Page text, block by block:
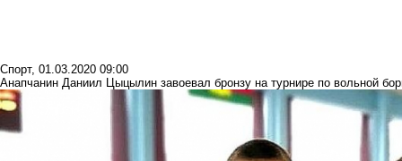
Спорт, 01.03.2020 09:00
Анапчанин Даниил Цыцылин завоевал бронзу на турнире по вольной